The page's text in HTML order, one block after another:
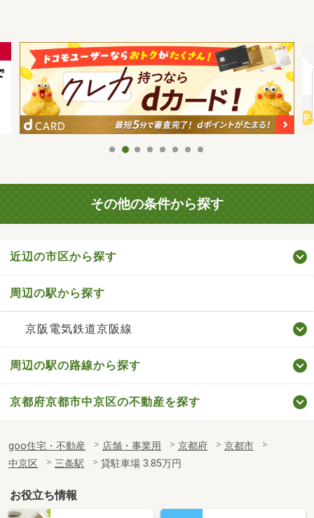
その他の条件から探す
近辺の市区から探す
周辺の駅から探す
京阪電気鉄道京阪線
周辺の駅の路線から探す
京都府京都市中京区の不動産を探す
goo住宅・不動産 店舗・事業用 京都府
京都市
中京区
三条駅 貸駐車場 3.85万円
お役立ち情報